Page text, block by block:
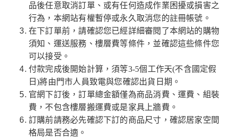
品後任意取消訂單、或有任何造成作業困擾或損害之
行為，本網站有權暫停或永久取消您的註冊帳號。
在下訂單前，請確認您已經詳細審閱了本網站的購物
須知、運送服務、樓層費等條件，並確認這些條件您
可以接受。
付款完成後開始計算，須等3-5個工作天(不含國定假
日)將由門市人員致電與您確認出貨日期。
官網下訂後，訂單總金額僅為商品消費、運費、組裝
費，不包含樓層搬運費或是家具上牆費。
訂購前請務必先確認下訂的商品尺寸，確認居家空間
格局是否合適。